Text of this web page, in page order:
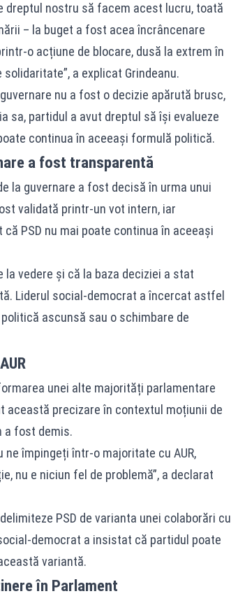
dreptul nostru să facem acest lucru, toată
– la buget a fost acea încrâncenare
o acțiune de blocare, dusă la extrem în
a explicat Grindeanu.
nu a fost o decizie apărută brusc,
sa, partidul a avut dreptul să își evalueze
continua în aceeași formulă politică.
a fost transparentă
la guvernare a fost decisă în urma unui
validată printr-un vot intern, iar
PSD nu mai poate continua în aceeași
vedere și că la baza deciziei a stat
Liderul social-democrat a încercat astfel
ascunsă sau o schimbare de
unei alte majorități parlamentare
această precizare în contextul moțiunii de
a fost demis.
împingeți într-o majoritate cu AUR,
nu e niciun fel de problemă”, a declarat
PSD de varianta unei colaborări cu
democrat a insistat că partidul poate
variantă.
în Parlament